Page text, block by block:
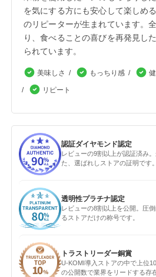
を気にする方にも安心して楽しめ
のリピーターが生まれています。
り、食べることの喜びを再発見し
られています。
美味しさ もっちり感
リピート
認証ダイヤモンド認定
レビューの9割以上が認証済み
た、選ばれしストアの証明です。
透明性プラチナ認定
レビューの8割以上を公開。圧
るストアだけの称号です。
トラストリーダー銅賞
U-KOMI導入ストアの中で上位
の公開数で業界をリードする存